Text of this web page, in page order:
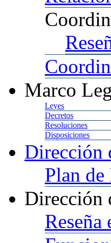
Marco
Leyes
Decretos
Resoluciones
Disposiciones
Dirección
Plan de
Dirección
Reseña